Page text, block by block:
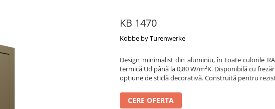
KB 1470
Kobbe by Turenwerke
Design minimalist din aluminiu, în toate culorile
termică Ud până la 0,80 W/m²K. Disponibilă cu
opțiune de sticlă decorativă. Construită pentru
CERE OFERTA